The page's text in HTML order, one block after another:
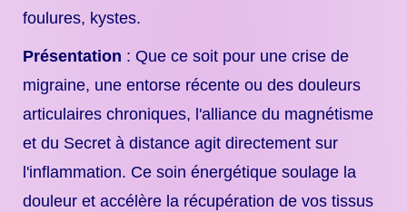
foulures, kystes.
Présentation : Que ce soit pour une crise de
migraine, une entorse récente ou des douleurs
articulaires chroniques, l'alliance du magnétisme
et du Secret à distance agit directement sur
l'inflammation. Ce soin énergétique soulage la
douleur et accélère la récupération de vos tissus